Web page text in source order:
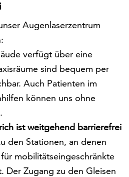
Augenlaserzentrum
verfügt über eine
sind bequem per
Auch Patienten im
können uns ohne
ist weitgehend barrierefrei
den Stationen, an denen
mobilitätseingeschränkte
Der Zugang zu den Gleisen